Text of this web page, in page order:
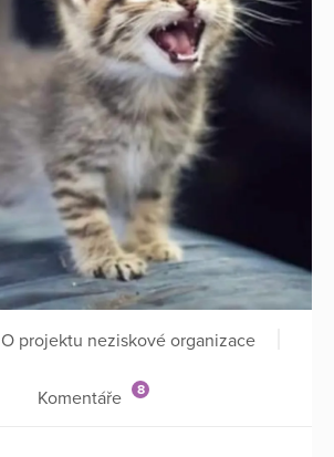
O projektu neziskové organizace
Komentáře 8